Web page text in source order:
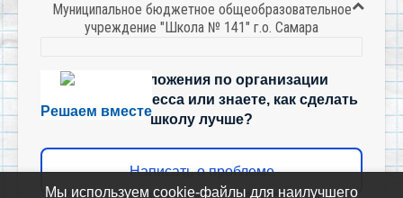
Муниципальное бюджетное общеобразовательное
учреждение "Школа № 141" г.о. Самара
Решаем вместе
Есть предложения по организации
учебного процесса или знаете, как сделать
школу лучше?
Написать о проблеме
Мы используем cookie-файлы для наилучшего